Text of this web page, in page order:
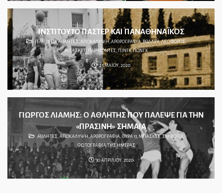
ΙΝΣΤΙΤΟΥΤΟ ΠΑΣΤΕΡ ΚΑΙ ΠΑΝΑΘΗΝΑΪΚΟΣ
FEATURED,ΑΘΛΗΤΕΣ, ΑΠΟΚΑΛΥΨΗ, ΑΡΘΡΟΓΡΑΦΙΑ,ΒΟΛΛΕΫ,ΛΕΩΦΟΡΟΣ,
ΜΠΑΣΚΕΤ, ΠΑΡΑΓΟΝΤΕΣ, ΠΙΝΓΚ ΠΟΝΓΚ
25 ΜΑΪΟΥ, 2020
ΓΙΩΡΓΟΣ ΛΙΑΜΗΣ: Ο ΑΘΛΗΤΗΣ ΠΟΥ ΠΑΛΕΨΕ ΓΙΑ ΤΗΝ
«ΠΡΑΣΙΝΗ» ΣΗΜΑΙΑ
ΑΘΛΗΤΕΣ, ΑΠΟΚΑΛΥΨΗ ,ΑΡΘΡΟΓΡΑΦΙΑ ΘΥΡΑ 13, ΜΠΑΣΚΕΤ,ΣΥΛΛΟΓΟΙ
ΦΩΤΟΓΡΑΦΙΑ ΤΗΣ ΗΜΕΡΑΣ
30 ΑΠΡΙΛΙΟΥ, 2020